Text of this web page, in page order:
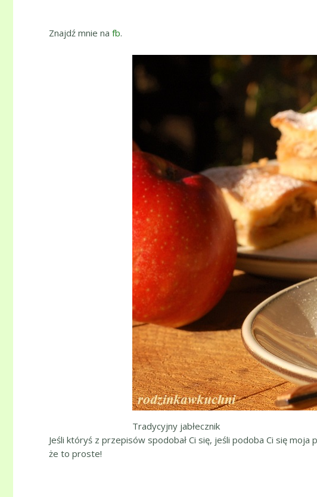
Znajdź mnie na fb.
Tradycyjny jabłecznik
Jeśli któryś z przepisów spodobał Ci się, jeśli podoba Ci się
że to proste!